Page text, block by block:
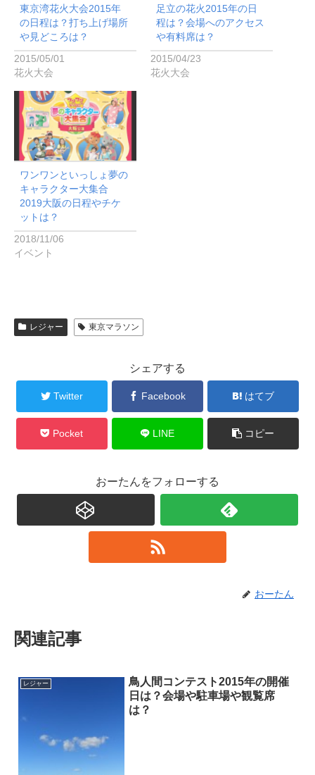
東京湾花火大会2015年
の日程は？打ち上げ場所
や見どころは？
2015/05/01
花火大会
足立の花火2015年の日
程は？会場へのアクセス
や有料席は？
2015/04/23
花火大会
ワンワンといっしょ夢の
キャラクター大集合
2019大阪の日程やチケ
ットは？
2018/11/06
イベント
レジャー 東京マラソン
シェアする
Twitter Facebook はてブ
Pocket LINE コピー
おーたんをフォローする
おーたん
関連記事
レジャー
鳥人間コンテスト2015年の開催
日は？会場や駐車場や観覧席
は？